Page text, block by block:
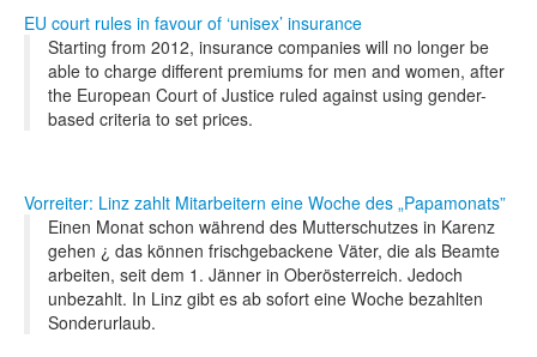
EU court rules in favour of ‘unisex’ insurance
Starting from 2012, insurance companies will no longer be
able to charge different premiums for men and women, after
the European Court of Justice ruled against using gender-
based criteria to set prices.
Vorreiter: Linz zahlt Mitarbeitern eine Woche des „Papamonats”
Einen Monat schon während des Mutterschutzes in Karenz
gehen ¿ das können frischgebackene Väter, die als Beamte
arbeiten, seit dem 1. Jänner in Oberösterreich. Jedoch
unbezahlt. In Linz gibt es ab sofort eine Woche bezahlten
Sonderurlaub.